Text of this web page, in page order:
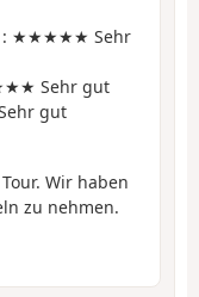
: ★★★★★ Sehr
Sehr gut
gut
Wir haben
zu nehmen.